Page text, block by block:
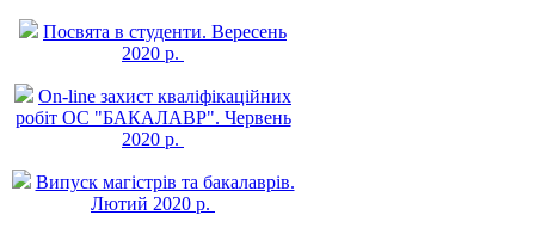
Посвята в студенти. Вересень
2020 р.
On-line захист квалiфiкацiйних
робiт ОС "БАКАЛАВР". Червень
2020 р.
Випуск магістрів та бакалаврів.
Лютий 2020 р.